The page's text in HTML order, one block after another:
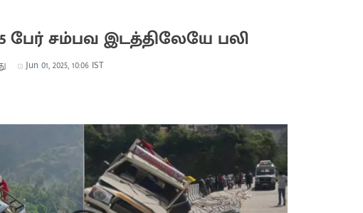
5 பேர் சம்பவ இடத்திலேயே பலி
Jun 01, 2025, 10:06 IST